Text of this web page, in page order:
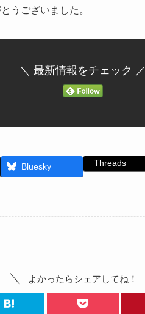
うございました。
＼ 最新情報をチェック ／
Bluesky Threads
よかったらシェアしてね！